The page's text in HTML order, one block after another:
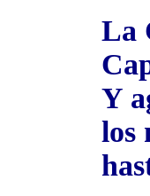
La
Y
los